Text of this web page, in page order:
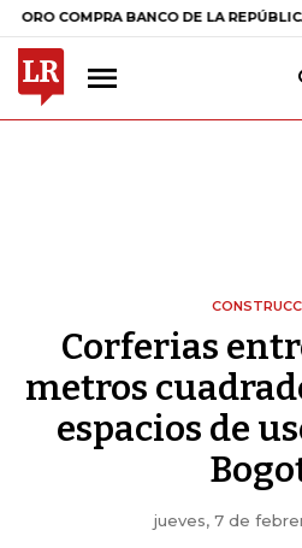
BANCO DE LA REPÚBLICA $
Corferias
metros
espacios de
jueves, 7 de